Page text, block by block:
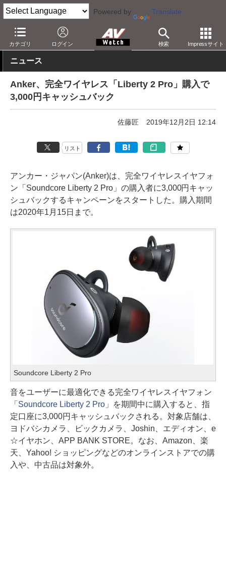
Powered by Translate
カテゴリ ログイン 検索 Impressサイト
AV Watch 製品 ヘッドフォン その他
ニュース
Anker、完全ワイヤレス「Liberty 2 Pro」購入で
3,000円キャッシュバック
佐藤匠 2019年12月2日 12:14
リスト
アンカー・ジャパン(Anker)は、完全ワイヤレスイヤフォ
ン「Soundcore Liberty 2 Pro」の購入者に3,000円キャッ
シュバックするキャンペーンをスタートした。購入期間
は2020年1月15日まで。
Soundcore Liberty 2 Pro
音をユーザーに最適化できる完全ワイヤレスイヤフォン
「 Soundcore Liberty 2 Pro」を期間中に購入すると、指
定口座に3,000円キャッシュバックされる。対象店舗は、
ヨドバシカメラ、ビックカメラ、Joshin、エディオン、e
☆イヤホン、APP BANK STORE。なお、Amazon、楽
天、Yahoo! ショッピングなどのオンラインストアでの購
入や、中古品は対象外。